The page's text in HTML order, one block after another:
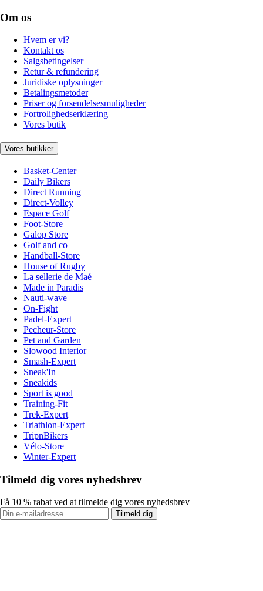
Om os
Hvem er vi?
Kontakt os
Salgsbetingelser
Retur & refundering
Juridiske oplysninger
Betalingsmetoder
Priser og forsendelsesmuligheder
Fortrolighedserklæring
Vores butik
Vores butikker
Basket-Center
Daily Bikers
Direct Running
Direct-Volley
Espace Golf
Foot-Store
Galop Store
Golf and co
Handball-Store
House of Rugby
La sellerie de Maé
Made in Paradis
Nauti-wave
On-Fight
Padel-Expert
Pecheur-Store
Pet and Garden
Slowood Interior
Smash-Expert
Sneak'In
Sneakids
Sport is good
Training-Fit
Trek-Expert
Triathlon-Expert
TripnBikers
Vélo-Store
Winter-Expert
Tilmeld dig vores nyhedsbrev
Få 10 % rabat ved at tilmelde dig vores nyhedsbrev
Tilmeld dig